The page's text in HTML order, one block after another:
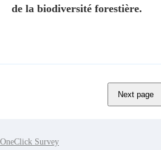
de la biodiversité forestière.
OneClick Survey